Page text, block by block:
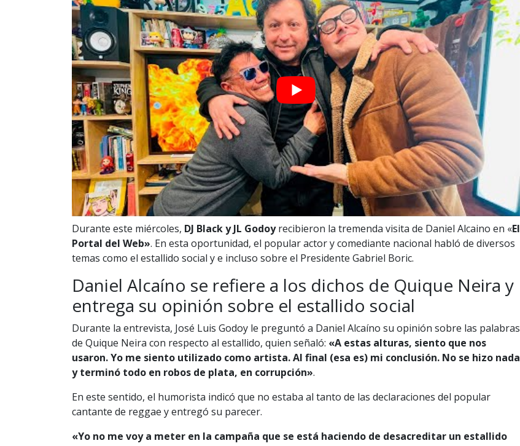
Durante este miércoles, DJ Black y JL Godoyrecibieron la tremenda visita de Daniel Alcaino en «El
Portal del Web». En esta oportunidad, el popular actor y comediante nacional habló de diversos
temas como el estallido social y e incluso sobre el Presidente Gabriel Boric.
Daniel Alcaíno se refiere a los dichos de Quique Neira y
entrega su opinión sobre el estallido social
Durante la entrevista, José Luis Godoy le preguntó a Daniel Alcaíno su opinión sobre las palabras
de Quique Neira con respecto al estallido, quien señaló: «A estas alturas, siento que nos
usaron. Yo me siento utilizado como artista. Al final (esa es) mi conclusión. No se hizo nada
y terminó todo en robos de plata, en corrupción».
En este sentido, el humorista indicó que no estaba al tanto de las declaraciones del popular
cantante de reggae y entregó su parecer.
«Yo no me voy a meter en la campaña que se está haciendo de desacreditar un estallido